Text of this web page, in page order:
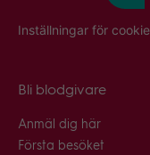
Inställningar för
Bli blodgivare
Anmäl dig här
Första besöket